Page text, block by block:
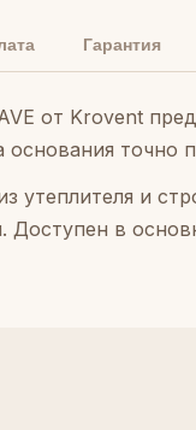
Гарантия
от Krovent
точно
утеплителя и
Доступен в